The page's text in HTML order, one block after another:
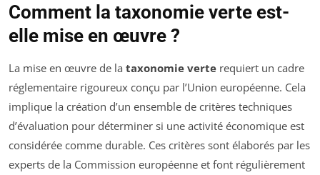
Comment la taxonomie verte est-
elle mise en œuvre ?
La mise en œuvre de la taxonomie verte requiert un cadre
réglementaire rigoureux conçu par l’Union européenne. Cela
implique la création d’un ensemble de critères techniques
d’évaluation pour déterminer si une activité économique est
considérée comme durable. Ces critères sont élaborés par les
experts de la Commission européenne et font régulièrement